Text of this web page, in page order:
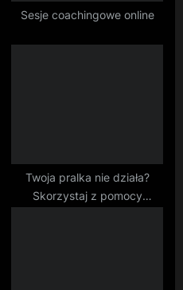
Sesje coachingowe online
Twoja pralka nie działa?
Skorzystaj z pomocy